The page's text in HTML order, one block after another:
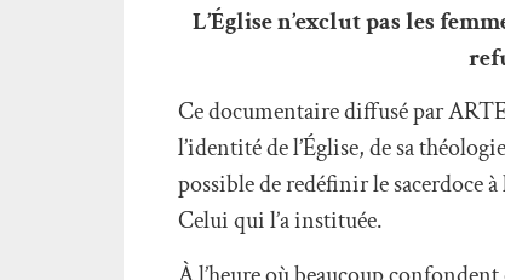
L’Église n’exclut pas les
Ce documentaire diffusé par
l’identité de l’Église, de sa
possible de redéfinir le sacerdoce
Celui qui l’a instituée.